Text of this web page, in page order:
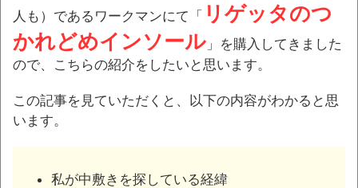
人も）であるワークマンにて「 リゲッタのつ
かれどめインソール 」を購入してきました
ので、こちらの紹介をしたいと思います。
この記事を見ていただくと、以下の内容がわかると思
います。
私が中敷きを探している経緯